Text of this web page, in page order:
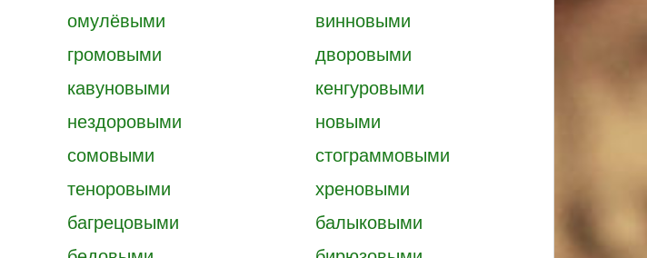
омулёвыми
винновыми
громовыми
дворовыми
кавуновыми
кенгуровыми
нездоровыми
новыми
сомовыми
стограммовыми
теноровыми
хреновыми
багрецовыми
балыковыми